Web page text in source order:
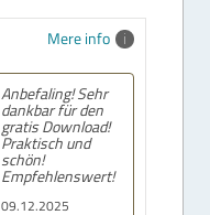
Mere info
09.12.2025
Anbefaling! Sehr
dankbar für den
gratis Download!
Praktisch und
schön!
Empfehlenswert!